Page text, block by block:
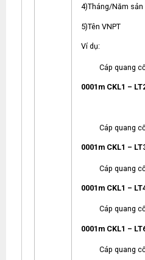
4)Tháng/Năm sản
5)Tên VNPT
Ví dụ:
Cáp quang
0001m CKL1 –
Cáp quang
0001m CKL1 –
Cáp quang
0001m CKL1 –
Cáp quang
0001m CKL1 –
Cáp quang